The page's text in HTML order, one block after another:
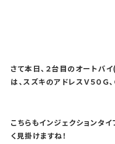
さて本日、２台目のオートバ
は、スズキのアドレスＶ５０Ｇ、
こちらもインジェクションタ
く見掛けますね！